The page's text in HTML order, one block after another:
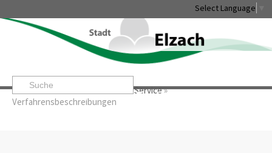
Select Language
Startseite» »Service»
Verfahrensbeschreibungen
Leben & Erleben Rathaus & Service